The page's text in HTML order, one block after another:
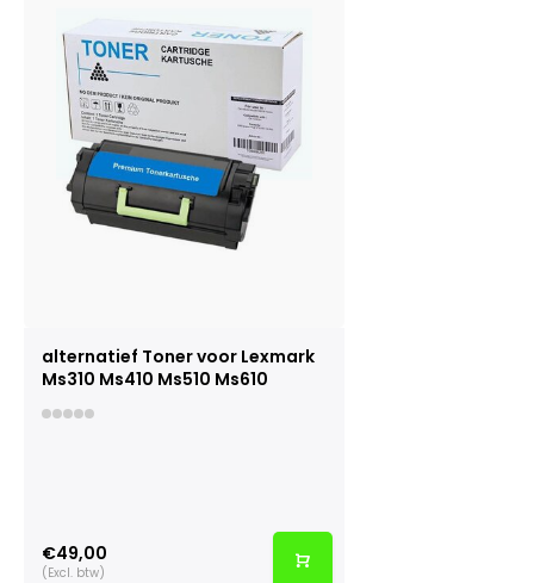
alternatief Toner voor Lexmark
Ms310 Ms410 Ms510 Ms610
€49,00
(Excl. btw)